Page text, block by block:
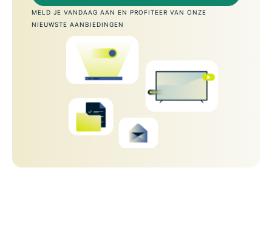
MELD JE VANDAAG AAN EN PROFITEER VAN ONZE
NIEUWSTE AANBIEDINGEN